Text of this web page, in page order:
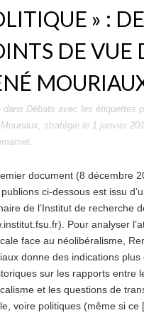
» :
DE VUE
dans Débats avec les étiquettes
, stratégie le 1 janvier
.
document (8 décembre
ci-dessous est issu
de l’Institut de recherche
Pour analyser
face au néolibéralisme,
donne des indications plus
sur les rapports entre
et les questions de
voire politiques (même si